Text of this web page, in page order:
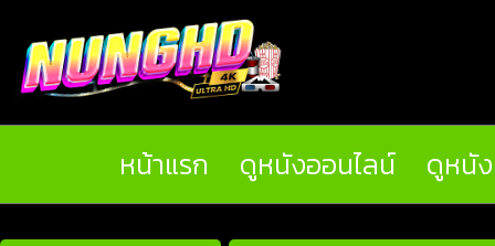
หน้าแรก ดูหนังออนไลน์ ดูหนั